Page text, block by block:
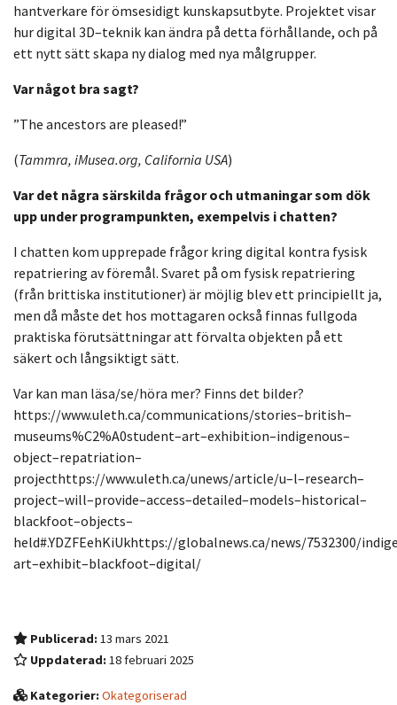
hantverkare för ömsesidigt kunskapsutbyte. Projektet visar
hur digital 3D–teknik kan ändra på detta förhållande, och på
ett nytt sätt skapa ny dialog med nya målgrupper.
Var något bra sagt?
”The ancestors are pleased!”
(Tammra, iMusea.org, California USA)
Var det några särskilda frågor och utmaningar som dök
upp under programpunkten, exempelvis i chatten?
I chatten kom upprepade frågor kring digital kontra fysisk
repatriering av föremål. Svaret på om fysisk repatriering
(från brittiska institutioner) är möjlig blev ett principiellt ja,
men då måste det hos mottagaren också finnas fullgoda
praktiska förutsättningar att förvalta objekten på ett
säkert och långsiktigt sätt.
Var kan man läsa/se/höra mer? Finns det bilder?
https://www.uleth.ca/communications/stories–british–
museums%C2%A0student–art–exhibition–indigenous–
object–repatriation–
projecthttps://www.uleth.ca/unews/article/u–l–research–
project–will–provide–access–detailed–models–historical–
blackfoot–objects–
held#.YDZFEehKiUkhttps://globalnews.ca/news/7532300/
art–exhibit–blackfoot–digital/
Publicerad:13 mars 2021
Uppdaterad:18 februari 2025
Kategorier:Okategoriserad